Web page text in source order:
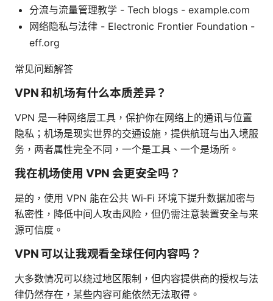
分流与流量管理教学 - Tech blogs - example.com
网络隐私与法律 - Electronic Frontier Foundation -
eff.org
常见问题解答
VPN 和机场有什么本质差异？
VPN 是一种网络层工具，保护你在网络上的通讯与位置
隐私；机场是现实世界的交通设施，提供航班与出入境服
务，两者属性完全不同，一个是工具、一个是场所。
我在机场使用 VPN 会更安全吗？
是的，使用 VPN 能在公共 Wi‑Fi 环境下提升数据加密与
私密性，降低中间人攻击风险，但仍需注意装置安全与来
源可信度。
VPN 可以让我观看全球任何内容吗？
大多数情况可以绕过地区限制，但内容提供商的授权与法
律仍然存在，某些内容可能依然无法取得。